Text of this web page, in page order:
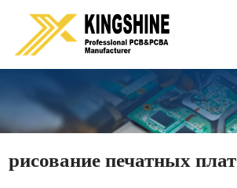
рисование печатных плат